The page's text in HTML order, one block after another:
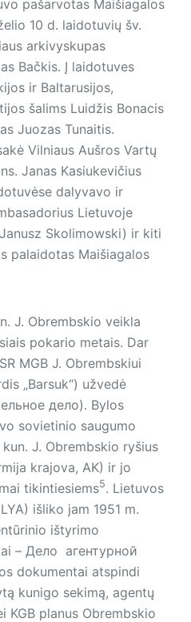
pašarvotas Maišiagalos
10 d. laidotuvių šv.
arkivys­kupas
Bačkis. Į laidotuves
ir Baltarusijos,
šalims Luidžis Bonacis
Juozas Tunaitis.
Vilniaus Aušros Vartų
Janas Kasiukevičius
dalyvavo ir
Lietuvoje
Skolimowski) ir kiti
palaidotas Maišiagalos
J. Ob­rembskio veikla
pokario metais. Dar
MGB J. Ob­rembskiui
„Barsuk“) užvedė
дело). Bylos
sovietinio saugumo
J. Ob­rembskio ryšius
krajova, AK) ir jo
tikintiesiems5. Lietuvos
išliko jam 1951 m.
ištyrimo
– Дело aгентурной
dokumentai atspindi
kunigo sekimą, agentų
planus Obrembskio